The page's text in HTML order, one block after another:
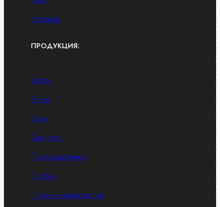
Контакты
ПРОДУКЦИЯ:
Болты
Винты
Гайки
Заклепки
Пресс-масленки
Пробки
Пружины тарельчатые